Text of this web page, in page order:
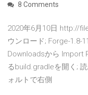
8 Comments
2020年6月10日 http://
ウンロード; Forge-1.8-
Downloadsから Import
るbuild.gradleを開く;
ォルトで右側